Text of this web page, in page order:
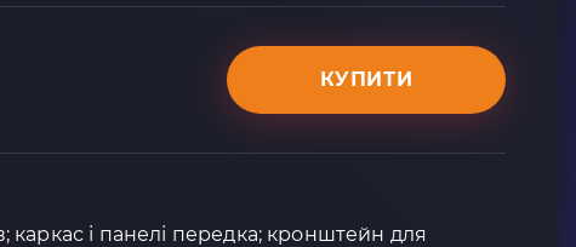
КУПИТИ
каркас і панелі передка; кронштейн для